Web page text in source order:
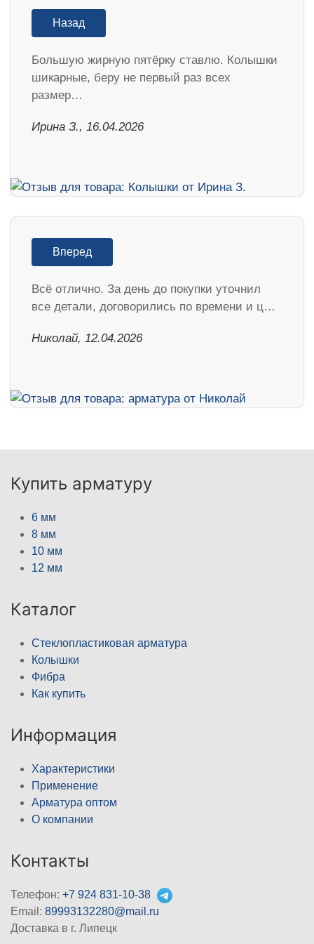
Назад
Большую жирную пятёрку ставлю. Колышки
шикарные, беру не первый раз всех
размер…
Ирина З., 16.04.2026
Вперед
Всё отлично. За день до покупки уточнил
все детали, договорились по времени и ц…
Николай, 12.04.2026
Купить арматуру
6 мм
8 мм
10 мм
12 мм
Каталог
Стеклопластиковая арматура
Колышки
Фибра
Как купить
Информация
Характеристики
Применение
Арматура оптом
О компании
Контакты
Телефон: +7 924 831-10-38
Email: 89993132280@mail.ru
Доставка в г. Липецк